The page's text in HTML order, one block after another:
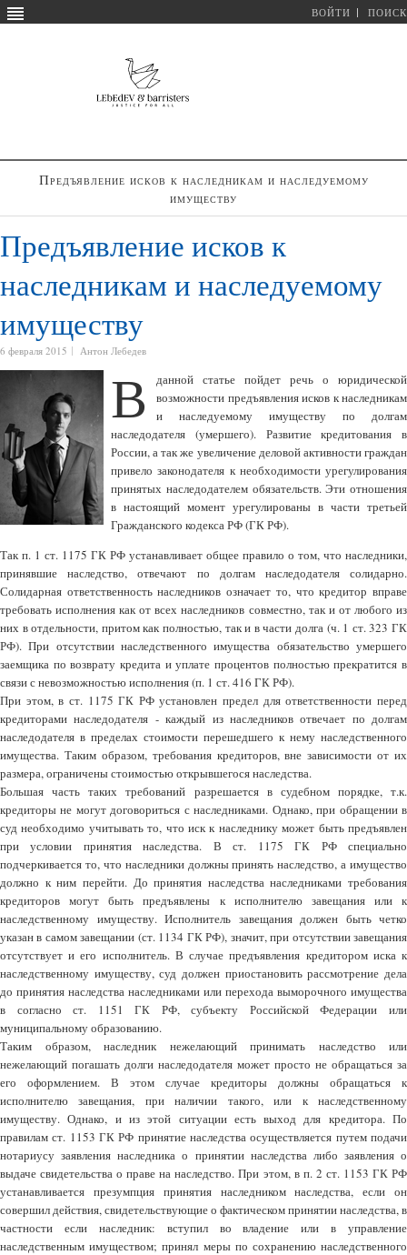
ВОЙТИ ПОИСК
Предъявление исков к наследникам и наследуемому
имуществу
Предъявление исков к
наследникам и наследуемому
имуществу
6 февраля 2015 Антон Лебедев
В
данной статье пойдет речь о юридической
возможности предъявления исков к наследникам
и наследуемому имуществу по долгам
наследодателя (умершего). Развитие кредитования в
России, а так же увеличение деловой активности граждан
привело законодателя к необходимости урегулирования
принятых наследодателем обязательств. Эти отношения
в настоящий момент урегулированы в части третьей
Гражданского кодекса РФ (ГК РФ).
Так п. 1 ст. 1175 ГК РФ устанавливает общее правило о том, что наследники,
принявшие наследство, отвечают по долгам наследодателя солидарно.
Солидарная ответственность наследников означает то, что кредитор вправе
требовать исполнения как от всех наследников совместно, так и от любого из
них в отдельности, притом как полностью, так и в части долга (ч. 1 ст. 323 ГК
РФ). При отсутствии наследственного имущества обязательство умершего
заемщика по возврату кредита и уплате процентов полностью прекратится в
связи с невозможностью исполнения (п. 1 ст. 416 ГК РФ).
При этом, в ст. 1175 ГК РФ установлен предел для ответственности перед
кредиторами наследодателя - каждый из наследников отвечает по долгам
наследодателя в пределах стоимости перешедшего к нему наследственного
имущества. Таким образом, требования кредиторов, вне зависимости от их
размера, ограничены стоимостью открывшегося наследства.
Большая часть таких требований разрешается в судебном порядке, т.к.
кредиторы не могут договориться с наследниками. Однако, при обращении в
суд необходимо учитывать то, что иск к наследнику может быть предъявлен
при условии принятия наследства. В ст. 1175 ГК РФ специально
подчеркивается то, что наследники должны принять наследство, а имущество
должно к ним перейти. До принятия наследства наследниками требования
кредиторов могут быть предъявлены к исполнителю завещания или к
наследственному имуществу. Исполнитель завещания должен быть четко
указан в самом завещании (ст. 1134 ГК РФ), значит, при отсутствии завещания
отсутствует и его исполнитель. В случае предъявления кредитором иска к
наследственному имуществу, суд должен приостановить рассмотрение дела
до принятия наследства наследниками или перехода выморочного имущества
в согласно ст. 1151 ГК РФ, субъекту Российской Федерации или
муниципальному образованию.
Таким образом, наследник нежелающий принимать наследство или
нежелающий погашать долги наследодателя может просто не обращаться за
его оформлением. В этом случае кредиторы должны обращаться к
исполнителю завещания, при наличии такого, или к наследственному
имуществу. Однако, и из этой ситуации есть выход для кредитора. По
правилам ст. 1153 ГК РФ принятие наследства осуществляется путем подачи
нотариусу заявления наследника о принятии наследства либо заявления о
выдаче свидетельства о праве на наследство. При этом, в п. 2 ст. 1153 ГК РФ
устанавливается презумпция принятия наследником наследства, если он
совершил действия, свидетельствующие о фактическом принятии наследства, в
частности если наследник: вступил во владение или в управление
наследственным имуществом; принял меры по сохранению наследственного